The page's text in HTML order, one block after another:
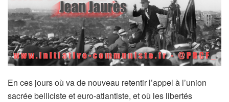
En ces jours où va de nouveau retentir l’appel à l’union
sacrée belliciste et euro-atlantiste, et où les libertés